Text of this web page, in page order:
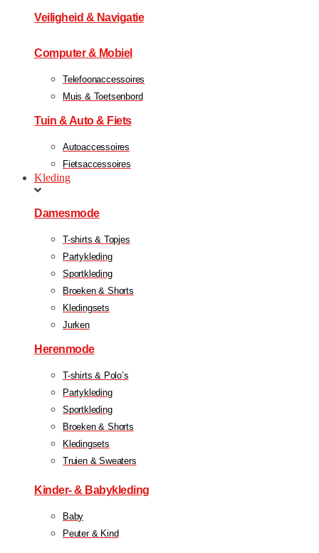
Veiligheid & Navigatie
Computer & Mobiel
Telefoonaccessoires
Muis & Toetsenbord
Tuin & Auto & Fiets
Autoaccessoires
Fietsaccessoires
Kleding
Damesmode
T-shirts & Topjes
Partykleding
Sportkleding
Broeken & Shorts
Kledingsets
Jurken
Herenmode
T-shirts & Polo’s
Partykleding
Sportkleding
Broeken & Shorts
Kledingsets
Truien & Sweaters
Kinder- & Babykleding
Baby
Peuter & Kind